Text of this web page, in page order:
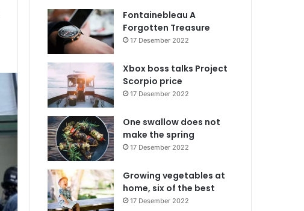
Fontainebleau A
Forgotten Treasure
17 Desember 2022
Xbox boss talks Project
Scorpio price
17 Desember 2022
One swallow does not
make the spring
17 Desember 2022
Growing vegetables at
home, six of the best
17 Desember 2022